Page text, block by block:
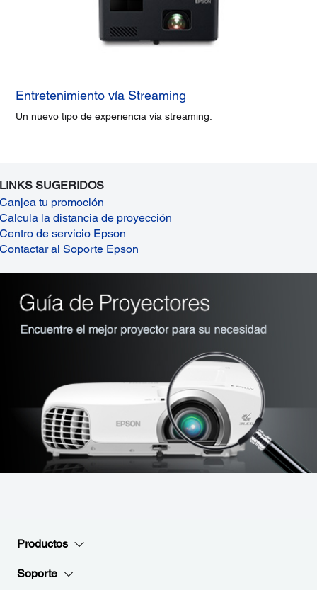
Entretenimiento vía Streaming
Un nuevo tipo de experiencia vía streaming.
LINKS SUGERIDOS
Canjea tu promoción
Calcula la distancia de proyección
Centro de servicio Epson
Contactar al Soporte Epson
Productos
Soporte